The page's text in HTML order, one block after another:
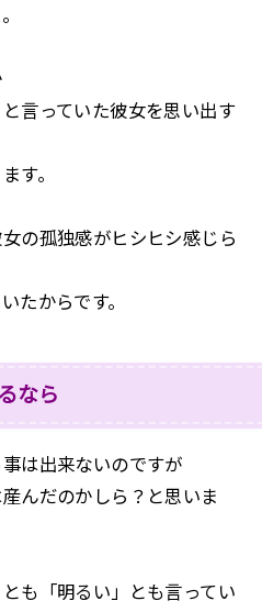
言っていた彼女を思い出す
す。
の孤独感がヒシヒシ感じら
たからです。
なら
は出来ないのですが
んだのかしら？と思いま
も「明るい」とも言ってい